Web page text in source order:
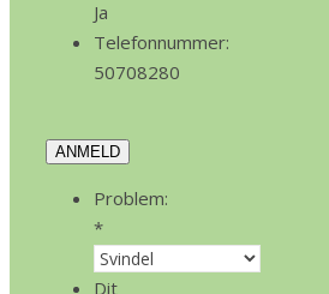
Ja
Telefonnummer:
50708280
ANMELD
Problem:
*
Dit